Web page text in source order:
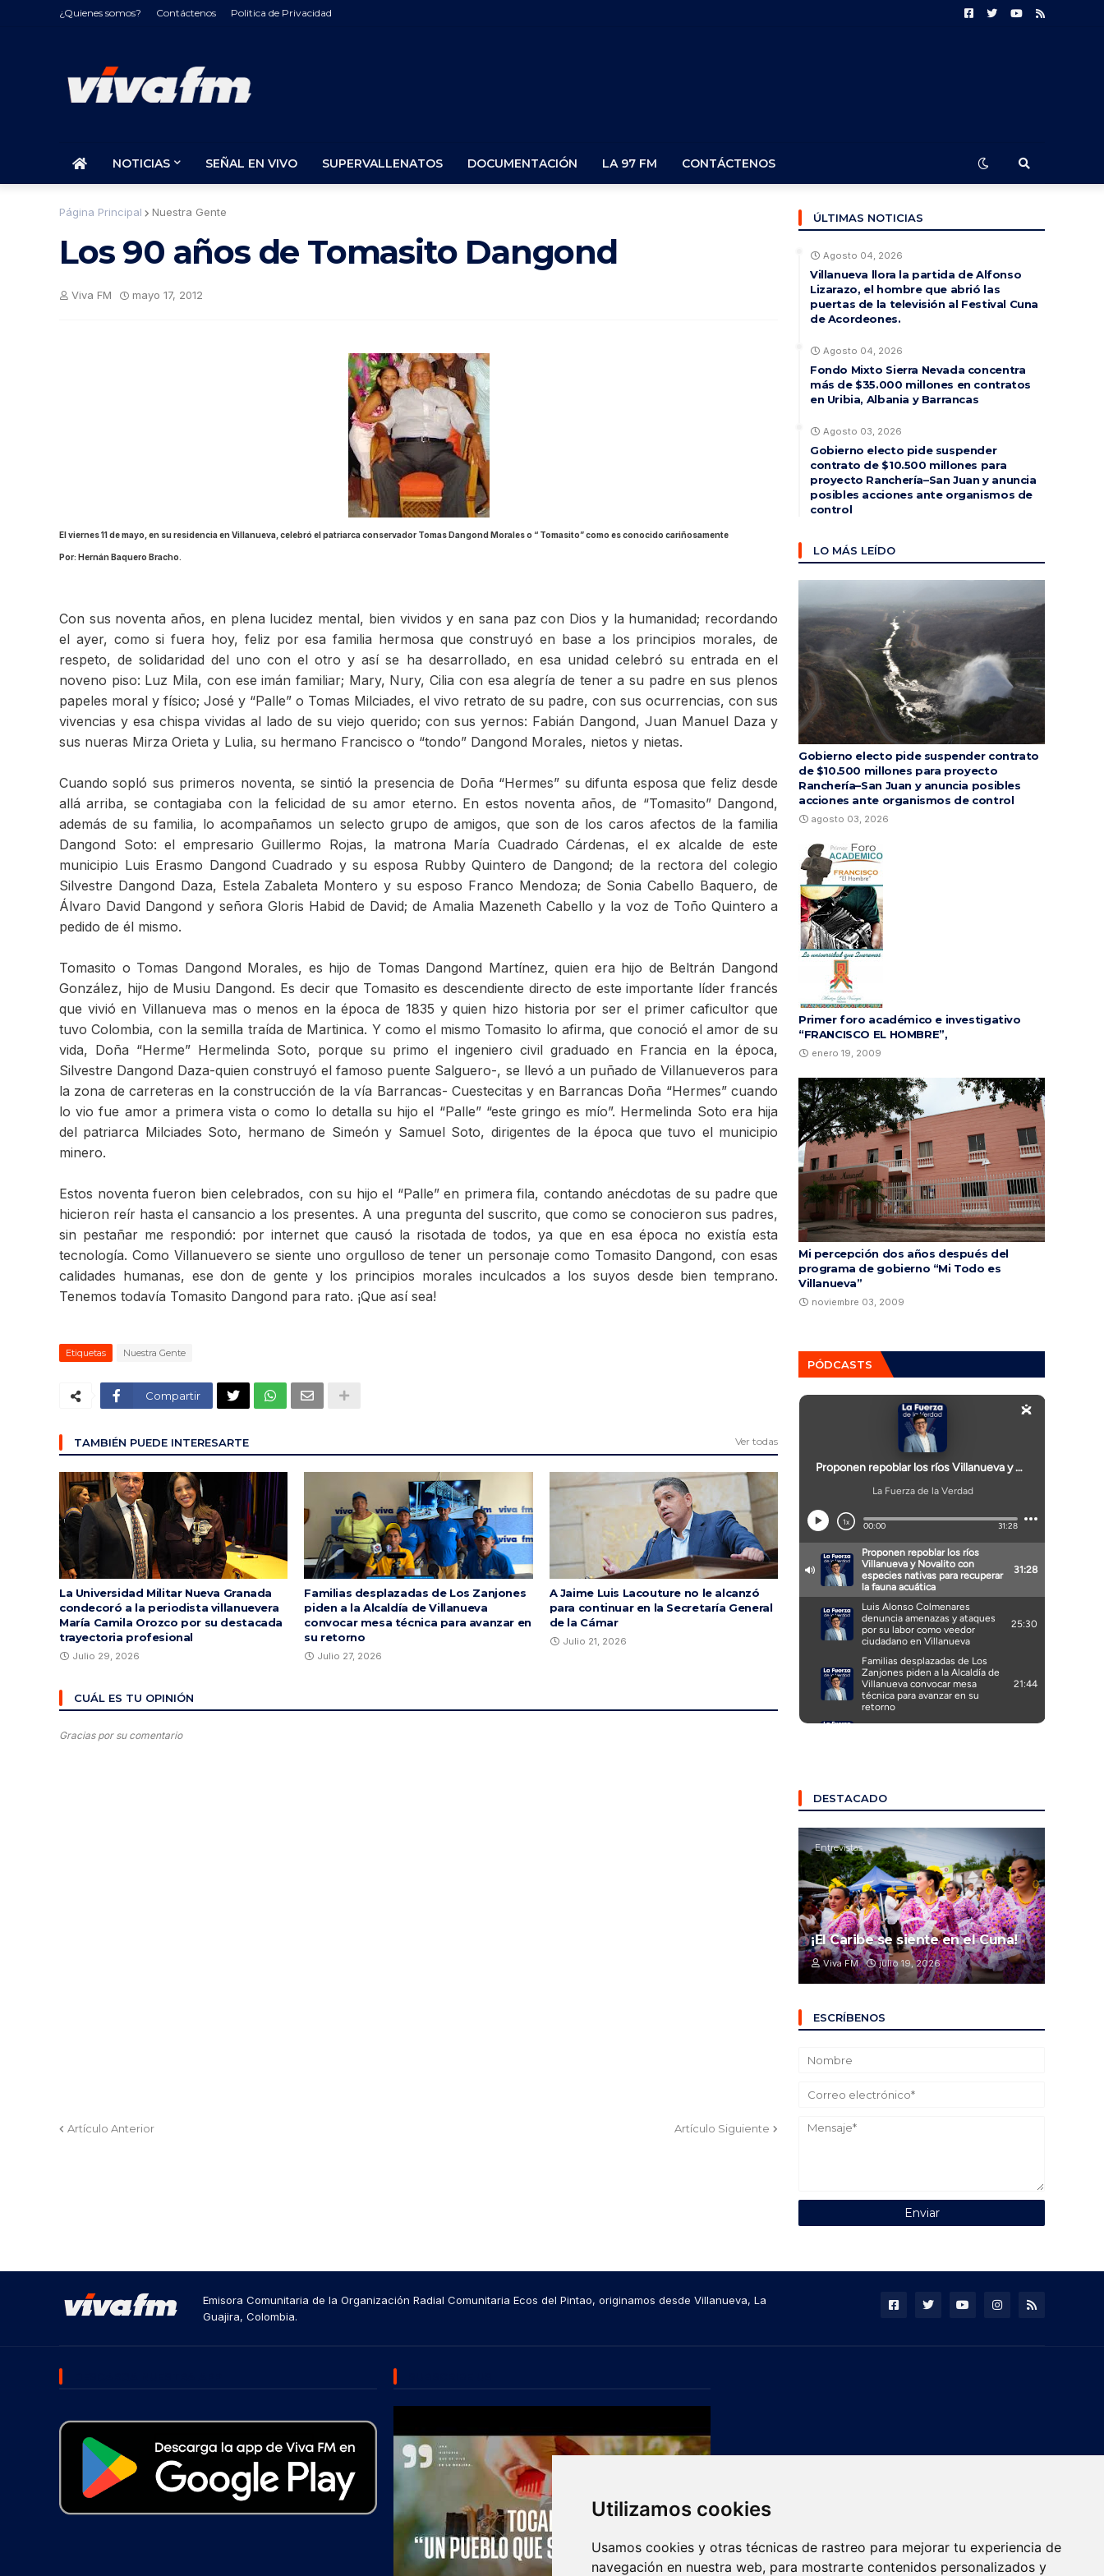
Utilizamos cookies
Usamos cookies y otras técnicas de rastreo para mejorar tu experiencia de
navegación en nuestra web, para mostrarte contenidos personalizados y
¿Quienes somos? Contáctenos Politica de Privacidad
NOTICIAS SEÑAL EN VIVO SUPERVALLENATOS DOCUMENTACIÓN LA 97 FM CONTÁCTENOS
Página Principal Nuestra Gente
Los 90 años de Tomasito Dangond
Viva FM mayo 17, 2012
El viernes 11 de mayo, en su residencia en Villanueva, celebró el patriarca conservador Tomas Dangond Morales o “ Tomasito” como es conocido cariñosamente
Por: Hernán Baquero Bracho.
Con sus noventa años, en plena lucidez mental, bien vividos y en sana paz con Dios y la humanidad; recordando
el ayer, como si fuera hoy, feliz por esa familia hermosa que construyó en base a los principios morales, de
respeto, de solidaridad del uno con el otro y así se ha desarrollado, en esa unidad celebró su entrada en el
noveno piso: Luz Mila, con ese imán familiar; Mary, Nury, Cilia con esa alegría de tener a su padre en sus plenos
papeles moral y físico; José y “Palle” o Tomas Milciades, el vivo retrato de su padre, con sus ocurrencias, con sus
vivencias y esa chispa vividas al lado de su viejo querido; con sus yernos: Fabián Dangond, Juan Manuel Daza y
sus nueras Mirza Orieta y Lulia, su hermano Francisco o “tondo” Dangond Morales, nietos y nietas.
Cuando sopló sus primeros noventa, se sintió la presencia de Doña “Hermes” su difunta esposa que feliz desde
allá arriba, se contagiaba con la felicidad de su amor eterno. En estos noventa años, de “Tomasito” Dangond,
además de su familia, lo acompañamos un selecto grupo de amigos, que son de los caros afectos de la familia
Dangond Soto: el empresario Guillermo Rojas, la matrona María Cuadrado Cárdenas, el ex alcalde de este
municipio Luis Erasmo Dangond Cuadrado y su esposa Rubby Quintero de Dangond; de la rectora del colegio
Silvestre Dangond Daza, Estela Zabaleta Montero y su esposo Franco Mendoza; de Sonia Cabello Baquero, de
Álvaro David Dangond y señora Gloris Habid de David; de Amalia Mazeneth Cabello y la voz de Toño Quintero a
pedido de él mismo.
Tomasito o Tomas Dangond Morales, es hijo de Tomas Dangond Martínez, quien era hijo de Beltrán Dangond
González, hijo de Musiu Dangond. Es decir que Tomasito es descendiente directo de este importante líder francés
que vivió en Villanueva mas o menos en la época de 1835 y quien hizo historia por ser el primer caficultor que
tuvo Colombia, con la semilla traída de Martinica. Y como el mismo Tomasito lo afirma, que conoció el amor de su
vida, Doña “Herme” Hermelinda Soto, porque su primo el ingeniero civil graduado en Francia en la época,
Silvestre Dangond Daza­-quien construyó el famoso puente Salguero-, se llevó a un puñado de Villanueveros para
la zona de carreteras en la construcción de la vía Barrancas- Cuestecitas y en Barrancas Doña “Hermes” cuando
lo vio fue amor a primera vista o como lo detalla su hijo el “Palle” “este gringo es mío”. Hermelinda Soto era hija
del patriarca Milciades Soto, hermano de Simeón y Samuel Soto, dirigentes de la época que tuvo el municipio
minero.
Estos noventa fueron bien celebrados, con su hijo el “Palle” en primera fila, contando anécdotas de su padre que
hicieron reír hasta el cansancio a los presentes. A una pregunta del suscrito, que como se conocieron sus padres,
sin pestañar me respondió: por internet que causó la risotada de todos, ya que en esa época no existía esta
tecnología. Como Villanuevero se siente uno orgulloso de tener un personaje como Tomasito Dangond, con esas
calidades humanas, ese don de gente y los principios morales inculcados a los suyos desde bien temprano.
Tenemos todavía Tomasito Dangond para rato. ¡Que así sea!
Etiquetas Nuestra Gente
Compartir
TAMBIÉN PUEDE INTERESARTE Ver todas
La Universidad Militar Nueva Granada
condecoró a la periodista villanuevera
María Camila Orozco por su destacada
trayectoria profesional
Julio 29, 2026
Familias desplazadas de Los Zanjones
piden a la Alcaldía de Villanueva
convocar mesa técnica para avanzar en
su retorno
Julio 27, 2026
A Jaime Luis Lacouture no le alcanzó
para continuar en la Secretaría General
de la Cámar
Julio 21, 2026
CUÁL ES TU OPINIÓN
Gracias por su comentario
Artículo Anterior Artículo Siguiente
ÚLTIMAS NOTICIAS
Agosto 04, 2026
Villanueva llora la partida de Alfonso
Lizarazo, el hombre que abrió las
puertas de la televisión al Festival Cuna
de Acordeones.
Agosto 04, 2026
Fondo Mixto Sierra Nevada concentra
más de $35.000 millones en contratos
en Uribia, Albania y Barrancas
Agosto 03, 2026
Gobierno electo pide suspender
contrato de $10.500 millones para
proyecto Ranchería–San Juan y anuncia
posibles acciones ante organismos de
control
LO MÁS LEÍDO
Gobierno electo pide suspender contrato
de $10.500 millones para proyecto
Ranchería–San Juan y anuncia posibles
acciones ante organismos de control
agosto 03, 2026
Primer foro académico e investigativo
“FRANCISCO EL HOMBRE”,
enero 19, 2009
Mi percepción dos años después del
programa de gobierno “Mi Todo es
Villanueva”
noviembre 03, 2009
PÓDCASTS
DESTACADO
Entrevistas
¡El Caribe se siente en el Cuna!
Viva FM julio 19, 2026
ESCRÍBENOS
Emisora Comunitaria de la Organización Radial Comunitaria Ecos del Pintao, originamos desde Villanueva, La
Guajira, Colombia.